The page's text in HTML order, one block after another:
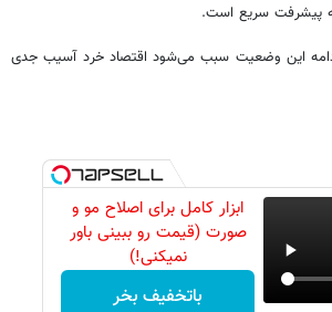
پیشرفت سریع است.
این وضعیت سبب می‌شود اقتصاد خرد آسیب جدی
ابزار کامل برای اصلاح مو و
صورت (قیمت رو ببینی باور
نمیکنی!)
باتخفیف بخر